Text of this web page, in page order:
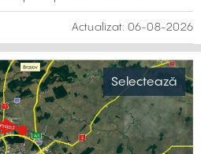
cu vizibilitate directă din
hale frigorifice, spații de
logistică. Proprietatea este
și distribuția produselor
fructe sau flori.
Actualizat:05-08-2026